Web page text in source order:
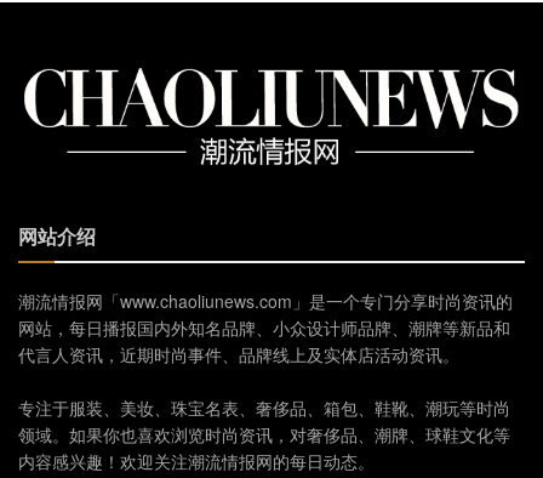
网站介绍
潮流情报网「www.chaoliunews.com」是一个专门分享时尚资讯的
网站，每日播报国内外知名品牌、小众设计师品牌、潮牌等新品和
代言人资讯，近期时尚事件、品牌线上及实体店活动资讯。
专注于服装、美妆、珠宝名表、奢侈品、箱包、鞋靴、潮玩等时尚
领域。如果你也喜欢浏览时尚资讯，对奢侈品、潮牌、球鞋文化等
内容感兴趣！欢迎关注潮流情报网的每日动态。